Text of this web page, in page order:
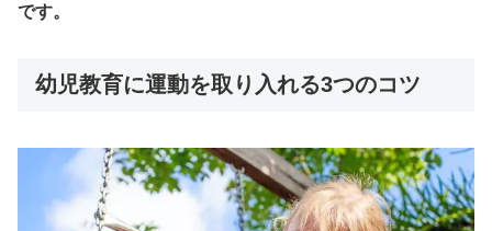
です。
幼児教育に運動を取り入れる3つのコツ